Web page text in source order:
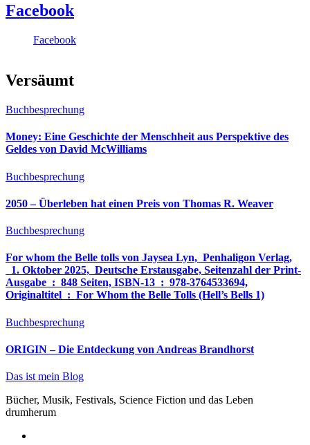
Facebook
Facebook
Versäumt
Buchbesprechung
Money: Eine Geschichte der Menschheit aus Perspektive des
Geldes von David McWilliams
Buchbesprechung
2050 – Überleben hat einen Preis von Thomas R. Weaver
Buchbesprechung
For whom the Belle tolls von Jaysea Lyn, ‎ Penhaligon Verlag,
‎ 1. Oktober 2025, ‎ Deutsche Erstausgabe, Seitenzahl der Print-
Ausgabe ‏ : ‎ 848 Seiten, ISBN-13 ‏ : ‎ 978-3764533694,
Originaltitel ‏ : ‎ For Whom the Belle Tolls (Hell’s Bells 1)
Buchbesprechung
ORIGIN – Die Entdeckung von Andreas Brandhorst
Das ist mein Blog
Bücher, Musik, Festivals, Science Fiction und das Leben
drumherum